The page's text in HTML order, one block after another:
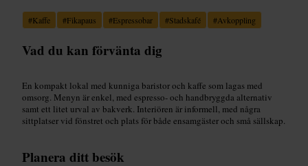
#Kaffe #Fikapaus #Espressobar #Stadskafé #Avkoppling
Vad du kan förvänta dig
En kompakt lokal med kunniga baristor och kaffe som lagas med
omsorg. Menyn är enkel, med espresso- och handbryggda alternativ
samt ett litet urval av bakverk. Interiören är informell, med några
sittplatser vid fönstret och plats för både ensamgäster och små sällskap.
Planera ditt besök